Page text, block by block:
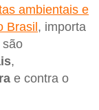
ambientais e
Brasil, importa
são
,
e contra o